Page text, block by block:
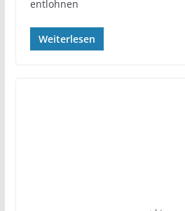
entlohnen
Weiterlesen